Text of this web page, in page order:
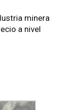
minera
a nivel